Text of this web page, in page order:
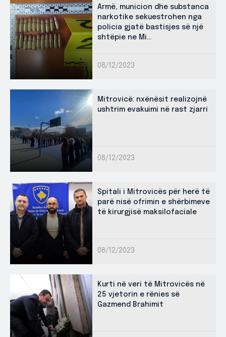
Armë, municion dhe substanca
narkotike sekuestrohen nga
policia gjatë bastisjes së një
shtëpie ne Mi...
08/12/2023
Mitrovicë: nxënësit realizojnë
ushtrim evakuimi në rast zjarri
08/12/2023
Spitali i Mitrovicës për herë të
parë nisë ofrimin e shërbimeve
të kirurgjisë maksilofaciale
08/12/2023
Kurti në veri të Mitrovicës në
25 vjetorin e rënies së
Gazmend Brahimit